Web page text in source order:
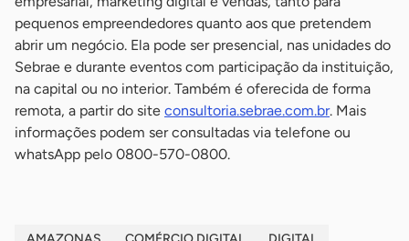
pequenos empreendedores quanto aos que pretendem
abrir um negócio. Ela pode ser presencial, nas unidades do
Sebrae e durante eventos com participação da instituição,
na capital ou no interior. Também é oferecida de forma
remota, a partir do site consultoria.sebrae.com.br. Mais
informações podem ser consultadas via telefone ou
whatsApp pelo 0800-570-0800.